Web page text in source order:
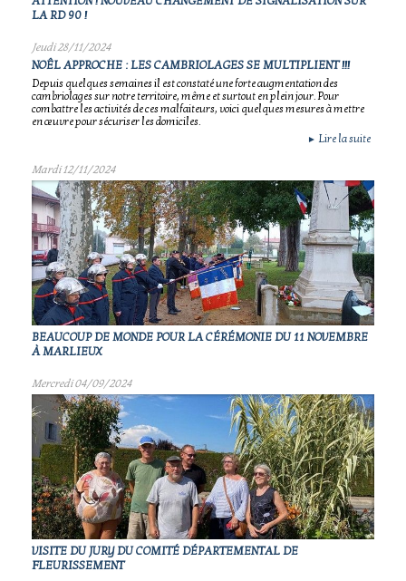
LA RD 90 !
Jeudi 28/11/2024
NOÊL APPROCHE : LES CAMBRIOLAGES SE MULTIPLIENT !!!
Depuis quelques semaines il est constaté une forte augmentation des
cambriolages sur notre territoire, même et surtout en plein jour. Pour
combattre les activités de ces malfaiteurs, voici quelques mesures à mettre
en œuvre pour sécuriser les domiciles.
► Lire la suite
Mardi 12/11/2024
BEAUCOUP DE MONDE POUR LA CÉRÉMONIE DU 11 NOVEMBRE
À MARLIEUX
Mercredi 04/09/2024
VISITE DU JURY DU COMITÉ DÉPARTEMENTAL DE
FLEURISSEMENT